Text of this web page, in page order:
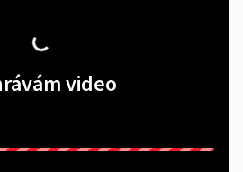
video